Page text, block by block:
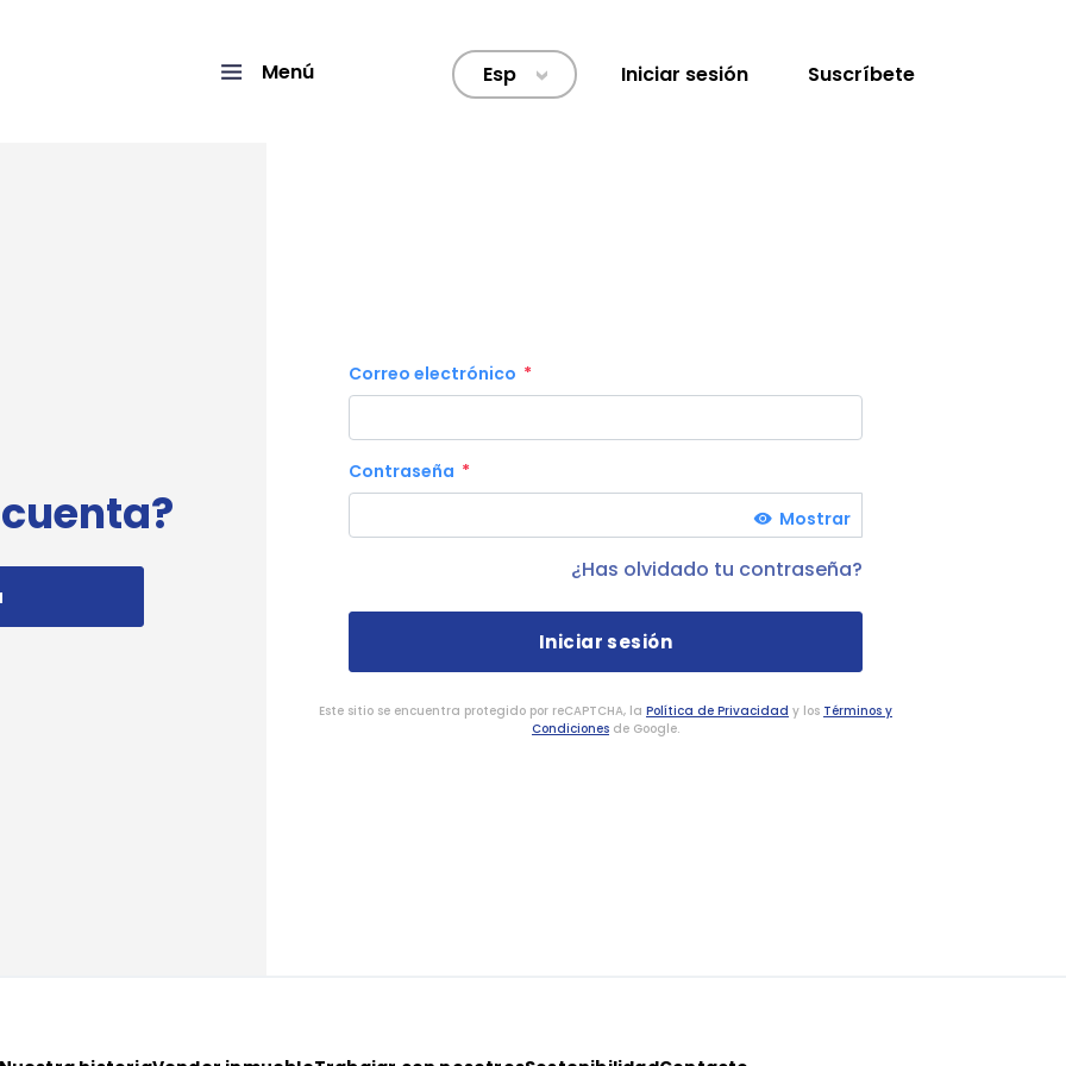
Menú Esp > Iniciar sesión Suscríbete
Correo electrónico
Contraseña
Mostrar
¿Has olvidado tu contraseña?
Este sitio se encuentra protegido por reCAPTCHA, la Política de Privacidad y los Términos y
Condiciones de Google.